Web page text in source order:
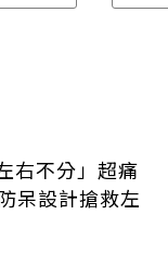
右不分」超痛
呆設計搶救左